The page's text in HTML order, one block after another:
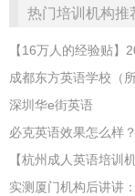
热门培训机构推
成都东方英语学校（
深圳华e街英语
【杭州成人英语培训